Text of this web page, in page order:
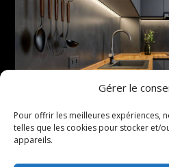
Gérer le
Pour offrir les meilleures expériences,
telles que les cookies pour stocker et/
appareils.
Comment une cuisine sur